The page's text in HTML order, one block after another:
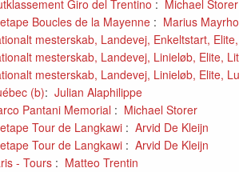
Giro del Trentino : Michael Storer
Boucles de la Mayenne : Marius
mesterskab, Landevej, Enkeltstart,
mesterskab, Landevej, Linieløb, Elite,
mesterskab, Landevej, Linieløb, Elite,
(b): Julian Alaphilippe
Pantani Memorial : Michael Storer
Tour de Langkawi : Arvid De Kleijn
Tour de Langkawi : Arvid De Kleijn
- Tours : Matteo Trentin